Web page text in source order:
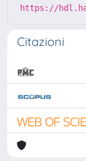
https://
Citazioni